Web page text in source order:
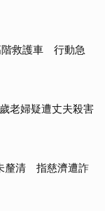
階救護車 行動急
老婦疑遭丈夫殺害
釐清 指慈濟遭詐